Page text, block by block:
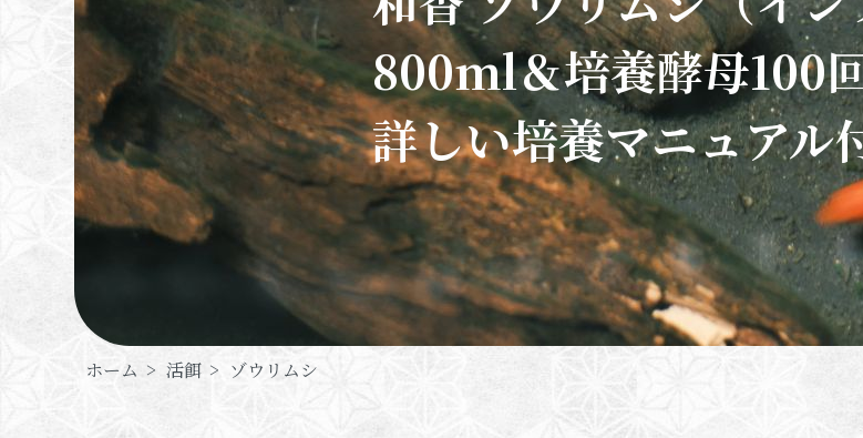
800ml＆培養酵母100
詳しい培養マニュアル
ホーム > 活餌 > ゾウリムシ